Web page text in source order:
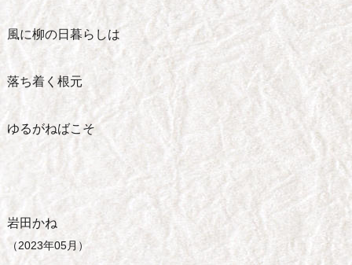
風に柳の日暮らしは
落ち着く根元
ゆるがねばこそ
岩田かね
（2023年05月）